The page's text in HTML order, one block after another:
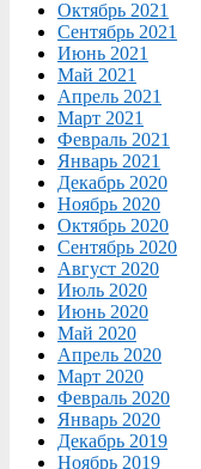
Октябрь 2021
Сентябрь 2021
Июнь 2021
Май 2021
Апрель 2021
Март 2021
Февраль 2021
Январь 2021
Декабрь 2020
Ноябрь 2020
Октябрь 2020
Сентябрь 2020
Август 2020
Июль 2020
Июнь 2020
Май 2020
Апрель 2020
Март 2020
Февраль 2020
Январь 2020
Декабрь 2019
Ноябрь 2019